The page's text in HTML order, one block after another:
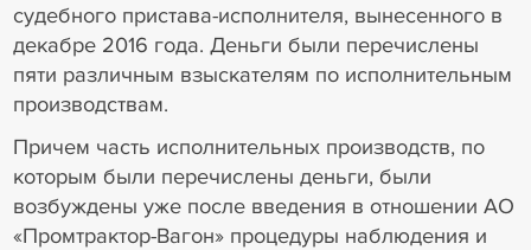
судебного пристава-исполнителя, вынесенного в
декабре 2016 года. Деньги были перечислены
пяти различным взыскателям по исполнительным
производствам.
Причем часть исполнительных производств, по
которым были перечислены деньги, были
возбуждены уже после введения в отношении АО
«Промтрактор-Вагон» процедуры наблюдения и